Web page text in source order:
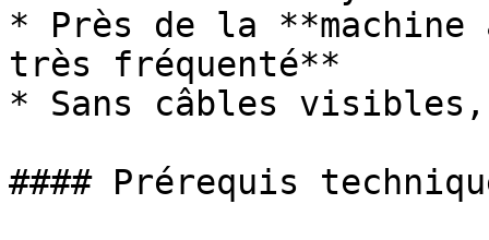
* Près de la
très fréquenté**
* Sans câbles visibles,
#### Prérequis